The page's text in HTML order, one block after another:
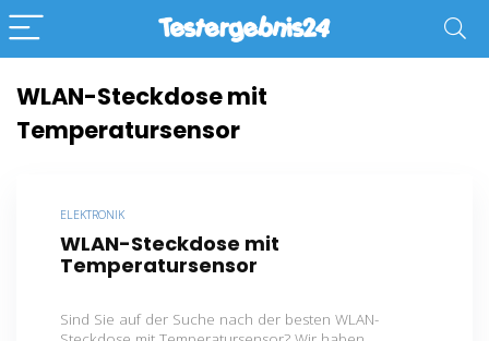
WLAN-Steckdose mit
Temperatursensor
ELEKTRONIK
WLAN-Steckdose mit
Temperatursensor
Sind Sie auf der Suche nach der besten WLAN-